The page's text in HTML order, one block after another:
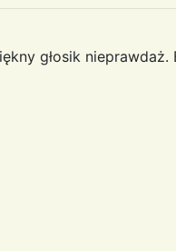
głosik nieprawdaż.